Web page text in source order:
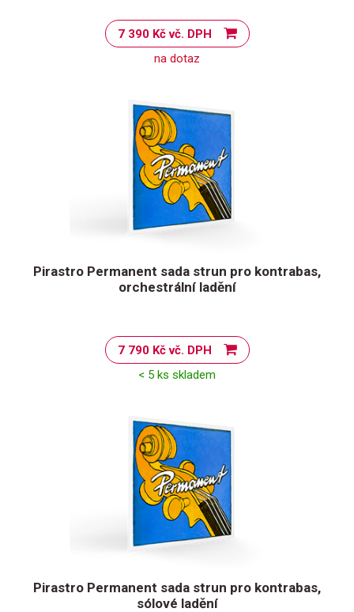
7 390 Kč vč. DPH
na dotaz
Pirastro Permanent sada strun pro kontrabas,
orchestrální ladění
7 790 Kč vč. DPH
< 5 ks skladem
Pirastro Permanent sada strun pro kontrabas,
sólové ladění